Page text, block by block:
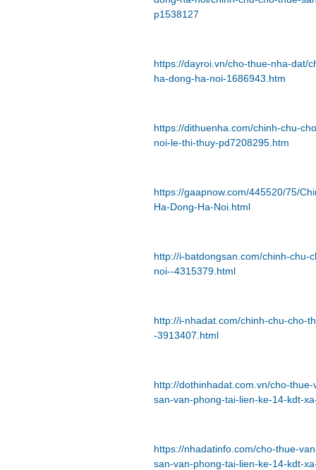
p1538127
https://dayroi.vn/cho-thue-nha-dat/
ha-dong-ha-noi-1686943.htm
https://dithuenha.com/chinh-chu-
noi-le-thi-thuy-pd7208295.htm
https://gaapnow.com/445520/75/
Ha-Dong-Ha-Noi.html
http://i-batdongsan.com/chinh-
noi--4315379.html
http://i-nhadat.com/chinh-chu-cho-
-3913407.html
http://dothinhadat.com.vn/cho-
san-van-phong-tai-lien-ke-14-kdt-
https://nhadatinfo.com/cho-thue-
san-van-phong-tai-lien-ke-14-kdt-